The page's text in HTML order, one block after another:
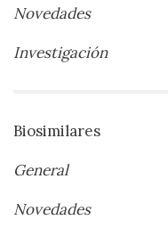
Novedades
Investigación
Biosimilares
General
Novedades